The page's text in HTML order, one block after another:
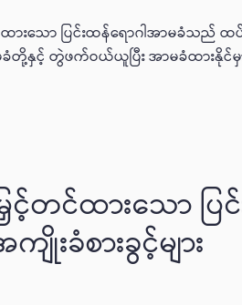
းသော ပြင်းထန်ရောဂါအာမခံသည် ထပ်
တို့နှင့် တွဲဖက်ဝယ်ယူပြီး အာမခံထားနိုင်မှ
တင်ထားသော ပြ
ျိုးခံစားခွင့်များ